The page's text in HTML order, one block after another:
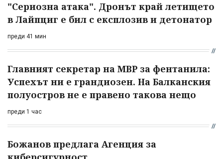
"Сериозна атака". Дронът край летището
в Лайпциг е бил с експлозив и детонатор
преди 41 мин
Главният секретар на МВР за фентанила:
Успехът ни е грандиозен. На Балканския
полуостров не е правено такова нещо
преди 1 час
Божанов предлага Агенция за